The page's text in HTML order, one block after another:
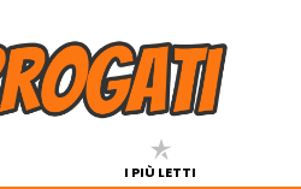
I PIÙ LETTI